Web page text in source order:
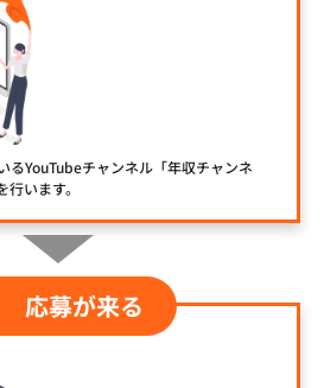
るYouTubeチャンネル「年収チャンネ
います。
応募が来る